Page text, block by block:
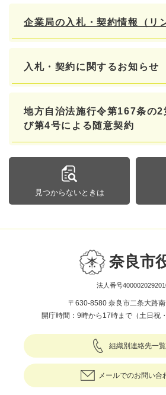
企業局の入札・契約情報（リ
入札・契約に関するお知らせ
地方自治法施行令第167条の2
び第4号による随意契約
見つからないときは
奈良市
法人番号
〒630-8580 奈良市二条大路
開庁時間：9時から17時まで（土日祝
組織別連絡先一覧
メールでのお問い合